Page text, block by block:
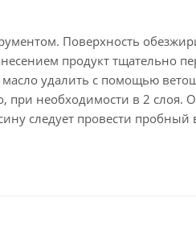
Поверхность
продукт тщательно
удалить с помощью
необходимости в 2 слоя.
следует провести пробный